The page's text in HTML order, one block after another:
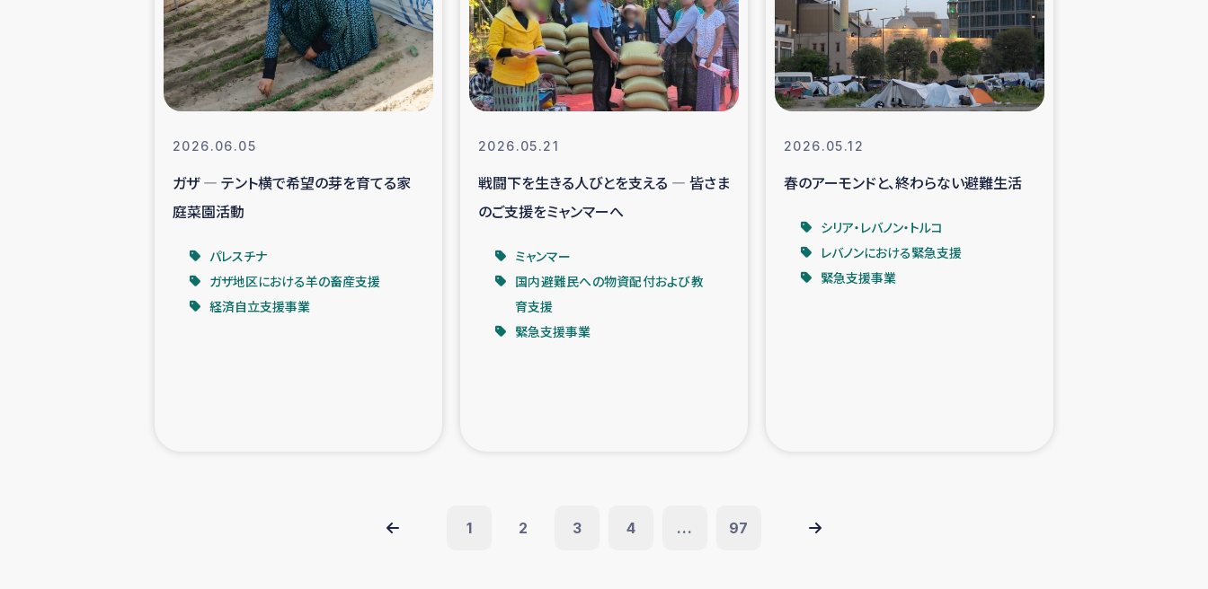
ベイルート大規模爆発被災者支援 女性の生計向上支援
アグロフォレストリー（カカオ）事業
2026.06.05
ガザ ― テント横で希望の芽を育てる家
庭菜園活動
パレスチナ
ガザ地区における羊の畜産支援
経済自立支援事業
2026.05.21
戦闘下を生きる人びとを支える ― 皆さま
のご支援をミャンマーへ
ミャンマー
国内避難民への物資配付および教
育支援
緊急支援事業
2026.05.12
春のアーモンドと、終わらない避難生活
シリア・レバノン・トルコ
レバノンにおける緊急支援
緊急支援事業
1 2 3 4 ... 97